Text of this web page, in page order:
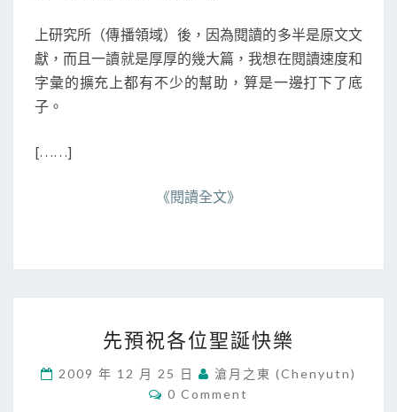
上研究所（傳播領域）後，因為閱讀的多半是原文文
獻，而且一讀就是厚厚的幾大篇，我想在閱讀速度和
字彙的擴充上都有不少的幫助，算是一邊打下了底
子。
[……]
《閱讀全文》
預
各
位
先預祝各位聖誕快樂
2009 年 12 月 25 日
滄月之東 (chenyutn)
C
O
0 Comment